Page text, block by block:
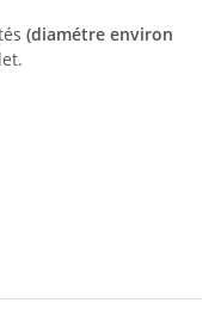
(diamétre environ